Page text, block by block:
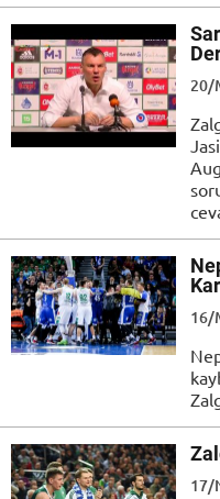
20/
16/
17/